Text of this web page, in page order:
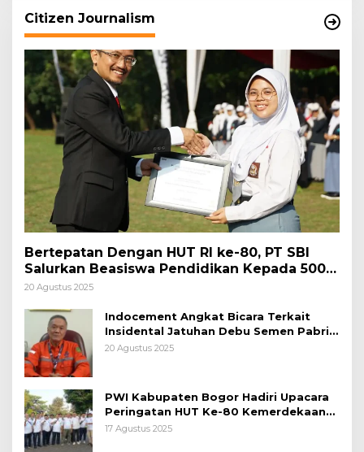
Citizen Journalism
Bertepatan Dengan HUT RI ke-80, PT SBI
Salurkan Beasiswa Pendidikan Kepada 500
Pelajar
20 Agustus 2025
Indocement Angkat Bicara Terkait
Insidental Jatuhan Debu Semen Pabrik
Citeureup
20 Agustus 2025
PWI Kabupaten Bogor Hadiri Upacara
Peringatan HUT Ke-80 Kemerdekaan
RI, di Lapangan Tegar Beriman
17 Agustus 2025